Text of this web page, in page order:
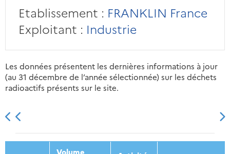
Etablissement : FRANKLIN France
Exploitant : Industrie
Les données présentent les dernières informations à jour
(au 31 décembre de l’année sélectionnée) sur les déchets
radioactifs présents sur le site.
2013 2014 2015 2016
Volume